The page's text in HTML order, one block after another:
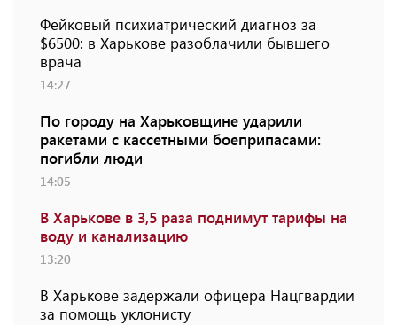
Фейковый психиатрический диагноз за
$6500: в Харькове разоблачили бывшего
врача
14:27
По городу на Харьковщине ударили
ракетами с кассетными боеприпасами:
погибли люди
14:05
В Харькове в 3,5 раза поднимут тарифы на
воду и канализацию
13:20
В Харькове задержали офицера Нацгвардии
за помощь уклонисту